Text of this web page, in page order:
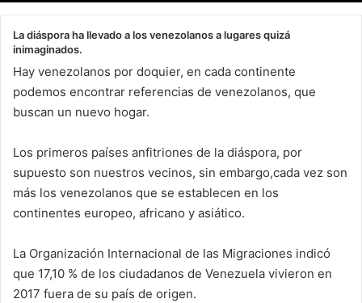
La diáspora ha llevado a los venezolanos a lugares quizá
inimaginados.
Hay venezolanos por doquier, en cada continente
podemos encontrar referencias de venezolanos, que
buscan un nuevo hogar.
Los primeros países anfitriones de la diáspora, por
supuesto son nuestros vecinos, sin embargo,cada vez son
más los venezolanos que se establecen en los
continentes europeo, africano y asiático.
La Organización Internacional de las Migraciones indicó
que 17,10 % de los ciudadanos de Venezuela vivieron en
2017 fuera de su país de origen.